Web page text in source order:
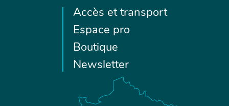
Accès et transport
Espace pro
Boutique
Newsletter